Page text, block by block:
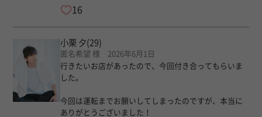
16
小栗 夕(29)
匿名希望 様 2026年6月1日
行きたいお店があったので、今回付き合ってもらいま
した。
今回は運転までお願いしてしまったのですが、本当に
ありがとうございました！